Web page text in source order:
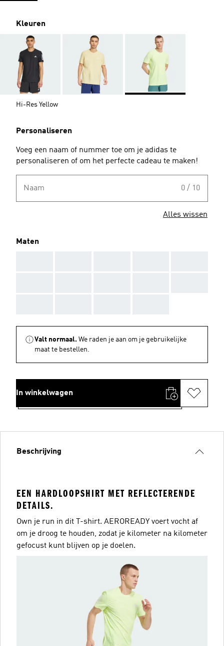
Kleuren
Hi-Res Yellow
Personaliseren
Voeg een naam of nummer toe om je adidas te
personaliseren of om het perfecte cadeau te maken!
Naam 0 / 10
Alles wissen
Maten
Valt normaal. We raden je aan om je gebruikelijke
maat te bestellen.
In winkelwagen
Beschrijving
EEN HARDLOOPSHIRT MET REFLECTERENDE
DETAILS.
Own je run in dit T-shirt. AEROREADY voert vocht af
om je droog te houden, zodat je kilometer na kilometer
gefocust kunt blijven op je doelen.